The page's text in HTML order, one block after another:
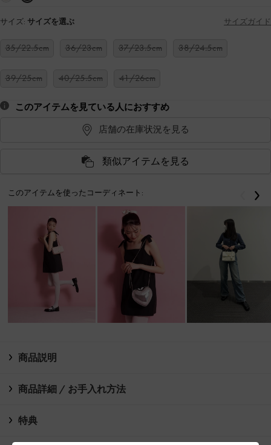
サイズ: サイズを選ぶ サイズガイド
35/22.5cm 36/23cm 37/23.5cm 38/24.5cm
39/25cm 40/25.5cm 41/26cm
このアイテムを見ている人におすすめ
店舗の在庫状況を見る
類似アイテムを見る
このアイテムを使ったコーディネート: 戻る
商品説明
商品詳細 / お手入れ方法
特典